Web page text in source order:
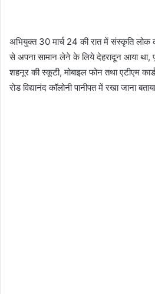
अभियुक्त 30 मार्च 24 की रात में संस्कृति लोक
से अपना सामान लेने के लिये देहरादून आया था,
शहनूर की स्कूटी, मोबाइल फोन तथा एटीएम
रोड विद्यानंद कॉलोनी पानीपत में रखा जाना